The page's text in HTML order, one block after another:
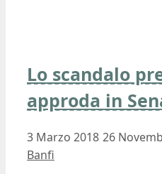
Lo scandalo
approda in
3 Marzo 2018 26
Banfi